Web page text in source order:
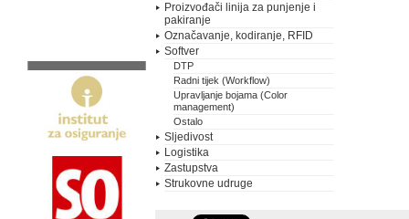
Proizvođači linija za punjenje i
pakiranje
Označavanje, kodiranje, RFID
Softver
DTP
Radni tijek (Workflow)
Upravljanje bojama (Color
management)
Ostalo
Sljedivost
Logistika
Zastupstva
Strukovne udruge